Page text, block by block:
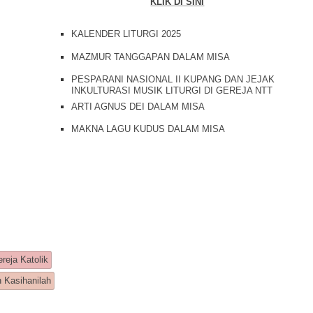
Katolik
Kasihanilah
KALENDER LITURGI 2025
MAZMUR TANGGAPAN DALAM MISA
PESPARANI NASIONAL II KUPANG DAN JEJAK
INKULTURASI MUSIK LITURGI DI GEREJA NTT
ARTI AGNUS DEI DALAM MISA
MAKNA LAGU KUDUS DALAM MISA